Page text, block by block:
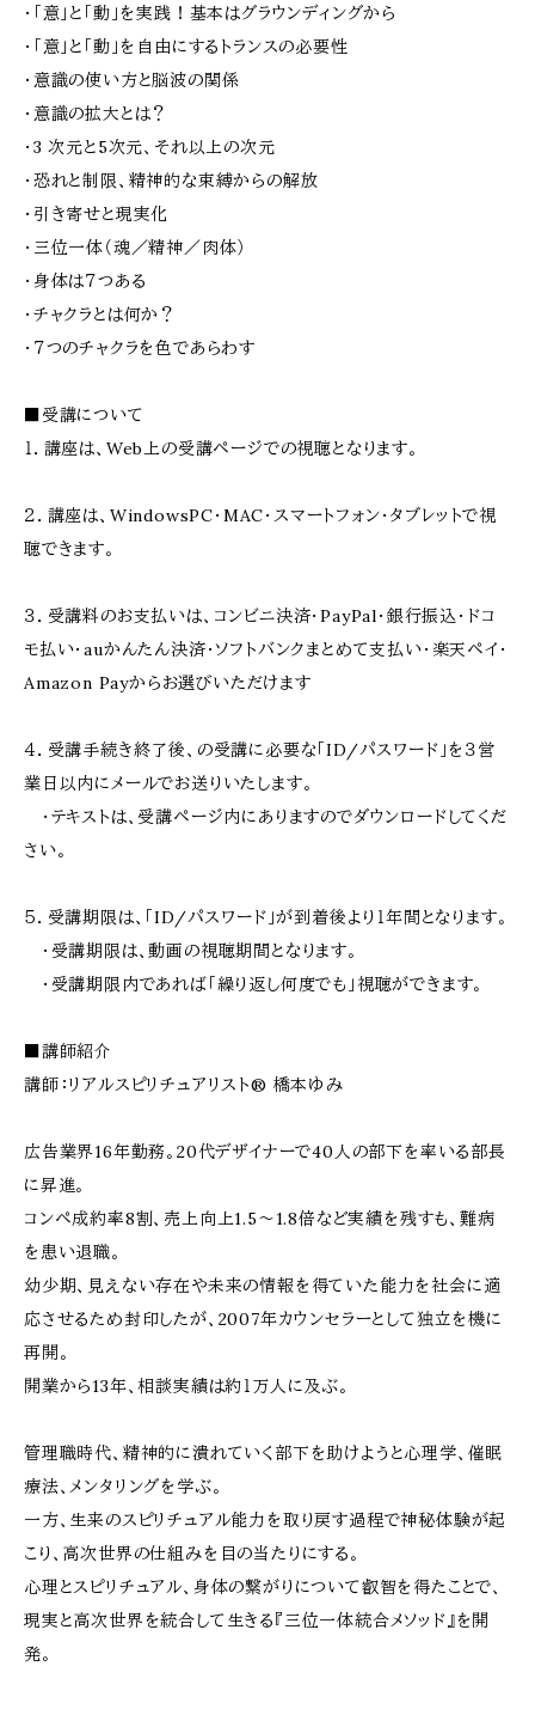
・「意」と「動」を実践！基本はグラウンディングから
・「意」と「動」を自由にするトランスの必要性
・意識の使い方と脳波の関係
・意識の拡大とは？
・3 次元と5次元、それ以上の次元
・恐れと制限、精神的な束縛からの解放
・引き寄せと現実化
・三位一体（魂／精神／肉体）
・身体は７つある
・チャクラとは何か？
・７つのチャクラを色であらわす
■受講について
１．講座は、Web上の受講ページでの視聴となります。
２．講座は、WindowsPC・MAC・スマートフォン・タブレットで視
聴できます。
３．受講料のお支払いは、コンビニ決済・PayPal・銀行振込・ドコ
モ払い・auかんたん決済・ソフトバンクまとめて支払い・楽天ペイ・
Amazon Payからお選びいただけます
４．受講手続き終了後、の受講に必要な「ID/パスワード」を３営
業日以内にメールでお送りいたします。
・テキストは、受講ページ内にありますのでダウンロードしてくだ
さい。
５．受講期限は、「ID/パスワード」が到着後より１年間となります。
・受講期限は、動画の視聴期間となります。
・受講期限内であれば「繰り返し何度でも」視聴ができます。
■講師紹介
講師：リアルスピリチュアリスト® 橋本ゆみ
広告業界16年勤務。20代デザイナーで40人の部下を率いる部長
に昇進。
コンペ成約率8割、売上向上1.5～1.8倍など実績を残すも、難病
を患い退職。
幼少期、見えない存在や未来の情報を得ていた能力を社会に適
応させるため封印したが、2007年カウンセラーとして独立を機に
再開。
開業から13年、相談実績は約１万人に及ぶ。
管理職時代、精神的に潰れていく部下を助けようと心理学、催眠
療法、メンタリングを学ぶ。
一方、生来のスピリチュアル能力を取り戻す過程で神秘体験が起
こり、高次世界の仕組みを目の当たりにする。
心理とスピリチュアル、身体の繋がりについて叡智を得たことで、
現実と高次世界を統合して生きる『三位一体統合メソッド』を開
発。